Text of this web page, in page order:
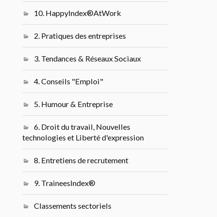
10. HappyIndex®AtWork
2. Pratiques des entreprises
3. Tendances & Réseaux Sociaux
4. Conseils "Emploi"
5. Humour & Entreprise
6. Droit du travail, Nouvelles
technologies et Liberté d'expression
8. Entretiens de recrutement
9. TraineesIndex®
Classements sectoriels